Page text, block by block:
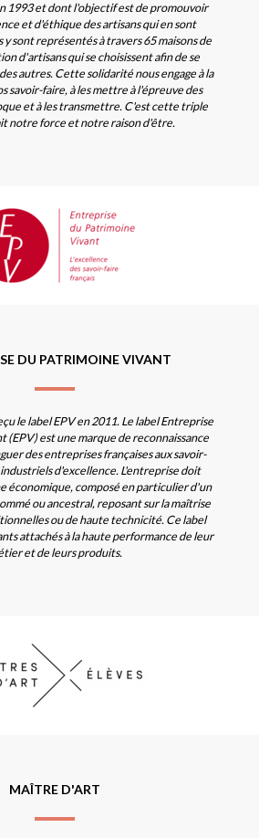
1993 et dont l'objectif est de promouvoir
et d'éthique des artisans qui en sont
sont représentés à travers 65 maisons de
d'artisans qui se choisissent afin de se
autres. Cette solidarité nous engage à la
savoir-faire, à les mettre à l'épreuve des
et à les transmettre. C'est cette triple
notre force et notre raison d'être.
DU PATRIMOINE VIVANT
le label EPV en 2011. Le label Entreprise
(EPV) est une marque de reconnaissance
des entreprises françaises aux savoir-
d'excellence. L'entreprise doit
économique, composé en particulier d'un
ou ancestral, reposant sur la maîtrise
ou de haute technicité. Ce label
attachés à la haute performance de leur
et de leurs produits.
MAÎTRE D'ART